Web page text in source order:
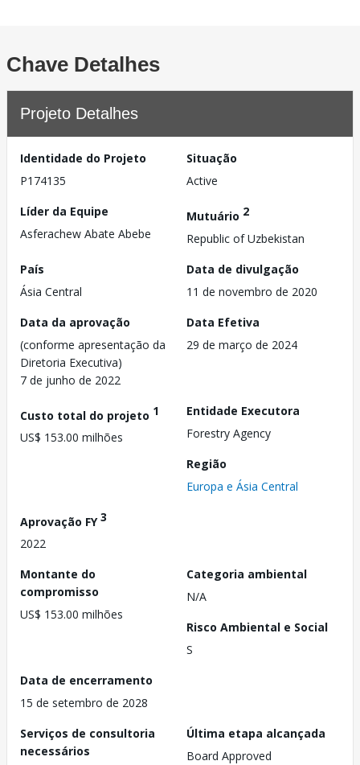
Chave Detalhes
Projeto Detalhes
Identidade do Projeto
P174135
Situação
Active
Líder da Equipe
Asferachew Abate Abebe
Mutuário 2
Republic of Uzbekistan
País
Ásia Central
Data de divulgação
11 de novembro de 2020
Data da aprovação
(conforme apresentação da
Diretoria Executiva)
7 de junho de 2022
Data Efetiva
29 de março de 2024
Custo total do projeto 1
US$ 153.00 milhões
Entidade Executora
Forestry Agency
Região
Europa e Ásia Central
Aprovação FY3
2022
Montante do
compromisso
US$ 153.00 milhões
Categoria ambiental
N/A
Risco Ambiental e Social
S
Data de encerramento
15 de setembro de 2028
Serviços de consultoria
necessários
Última etapa alcançada
Board Approved